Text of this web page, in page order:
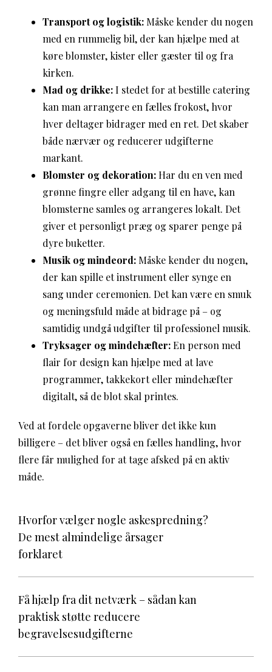
Transport og logistik: Måske kender du nogen
med en rummelig bil, der kan hjælpe med at
køre blomster, kister eller gæster til og fra
kirken.
Mad og drikke:I stedet for at bestille catering
kan man arrangere en fælles frokost, hvor
hver deltager bidrager med en ret. Det skaber
både nærvær og reducerer udgifterne
markant.
Blomster og dekoration:Har du en ven med
grønne fingre eller adgang til en have, kan
blomsterne samles og arrangeres lokalt. Det
giver et personligt præg og sparer penge på
dyre buketter.
Musik og mindeord: Måske kender du nogen,
der kan spille et instrument eller synge en
sang under ceremonien. Det kan være en smuk
og meningsfuld måde at bidrage på – og
samtidig undgå udgifter til professionel musik.
Tryksager og mindehæfter:En person med
flair for design kan hjælpe med at lave
programmer, takkekort eller mindehæfter
digitalt, så de blot skal printes.
Ved at fordele opgaverne bliver det ikke kun
billigere – det bliver også en fælles handling, hvor
flere får mulighed for at tage afsked på en aktiv
måde.
Hvorfor vælger nogle askespredning?
De mest almindelige årsager
forklaret
Få hjælp fra dit netværk – sådan kan
praktisk støtte reducere
begravelsesudgifterne